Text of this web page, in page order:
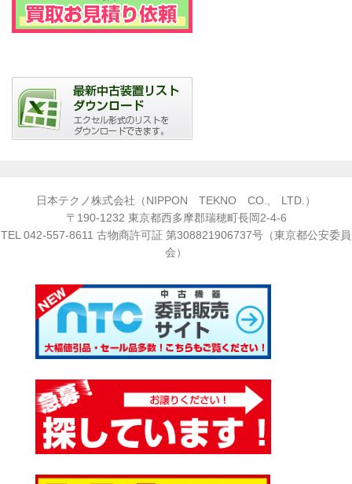
日本テクノ株式会社（NIPPON TEKNO CO., LTD.）
〒190-1232 東京都西多摩郡瑞穂町長岡2-4-6
TEL 042-557-8611 古物商許可証 第308821906737号（東京都公安委員
会）